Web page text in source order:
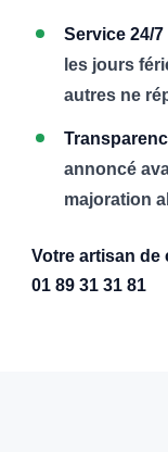
Service 24/7
les jours
autres ne
annoncé
majoration
Votre artisan de
01 89 31 31 81